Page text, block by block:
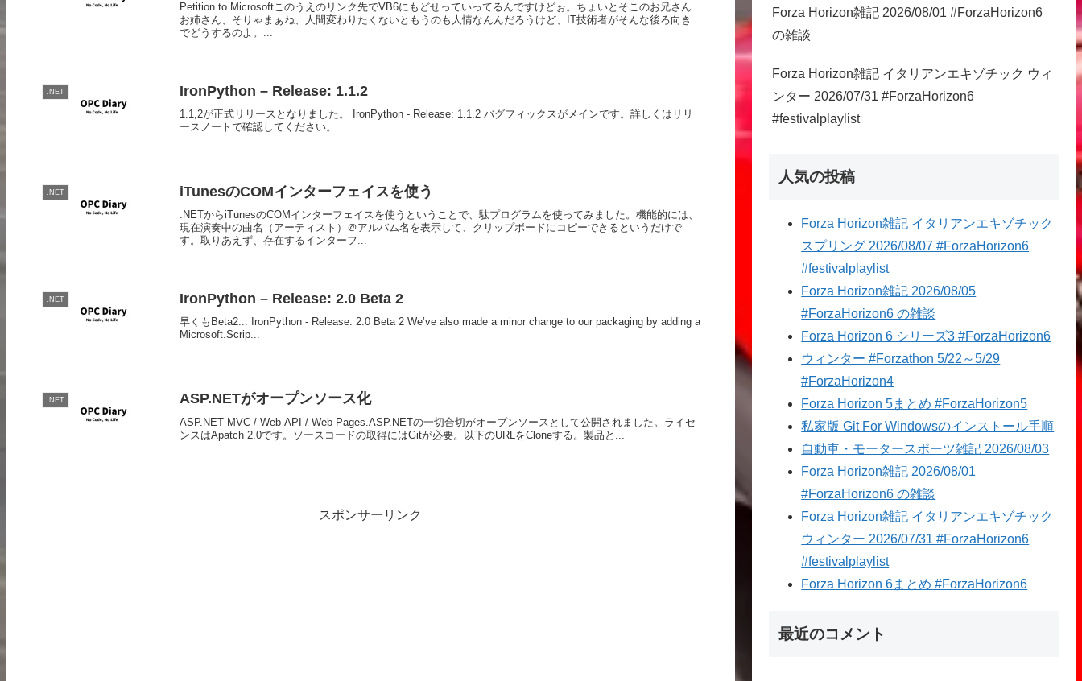
Petition to Microsoftこのうえのリンク先でVB6にもどせっていってるんですけどぉ。ちょいとそこのお兄さん
お姉さん、そりゃまぁね、人間変わりたくないともうのも人情なんんだろうけど、IT技術者がそんな後ろ向き
でどうするのよ。...
.NET IronPython – Release: 1.1.2
1.1,2が正式リリースとなりました。 IronPython - Release: 1.1.2 バグフィックスがメインです。詳しくはリリ
ースノートで確認してください。
.NET iTunesのCOMインターフェイスを使う
.NETからiTunesのCOMインターフェイスを使うということで、駄プログラムを使ってみました。機能的には、
現在演奏中の曲名（アーティスト）＠アルバム名を表示して、クリップボードにコピーできるというだけで
す。取りあえず、存在するインターフ...
.NET IronPython – Release: 2.0 Beta 2
早くもBeta2... IronPython - Release: 2.0 Beta 2 We’ve also made a minor change to our packaging by adding a
Microsoft.Scrip...
.NET ASP.NETがオープンソース化
ASP.NET MVC / Web API / Web Pages.ASP.NETの一切合切がオープンソースとして公開されました。ライセ
ンスはApatch 2.0です。ソースコードの取得にはGitが必要。以下のURLをCloneする。製品と...
スポンサーリンク
Forza Horizon雑記 2026/08/01 #ForzaHorizon6
の雑談
Forza Horizon雑記 イタリアンエキゾチック ウィ
ンター 2026/07/31 #ForzaHorizon6
#festivalplaylist
人気の投稿
Forza Horizon雑記 イタリアンエキゾチック
スプリング 2026/08/07 #ForzaHorizon6
#festivalplaylist
Forza Horizon雑記 2026/08/05
#ForzaHorizon6 の雑談
Forza Horizon 6 シリーズ3 #ForzaHorizon6
ウィンター #Forzathon 5/22～5/29
#ForzaHorizon4
Forza Horizon 5まとめ #ForzaHorizon5
私家版 Git For Windowsのインストール手順
自動車・モータースポーツ雑記 2026/08/03
Forza Horizon雑記 2026/08/01
#ForzaHorizon6 の雑談
Forza Horizon雑記 イタリアンエキゾチック
ウィンター 2026/07/31 #ForzaHorizon6
#festivalplaylist
Forza Horizon 6まとめ #ForzaHorizon6
最近のコメント